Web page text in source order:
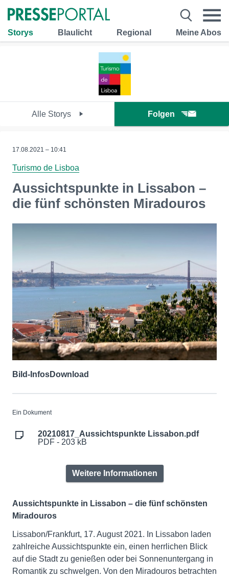
Storys Blaulicht Regional Meine Abos
Alle Storys Folgen
17.08.2021 – 10:41
Turismo de Lisboa
Aussichtspunkte in Lissabon –
die fünf schönsten Miradouros
Bild-InfosDownload
Ein Dokument
20210817_Aussichtspunkte Lissabon.pdf
PDF - 203 kB
Weitere Informationen
Aussichtspunkte in Lissabon – die fünf schönsten
Miradouros
Lissabon/Frankfurt, 17. August 2021. In Lissabon laden
zahlreiche Aussichtspunkte ein, einen herrlichen Blick
auf die Stadt zu genießen oder bei Sonnenuntergang in
Romantik zu schwelgen. Von den Miradouros betrachten